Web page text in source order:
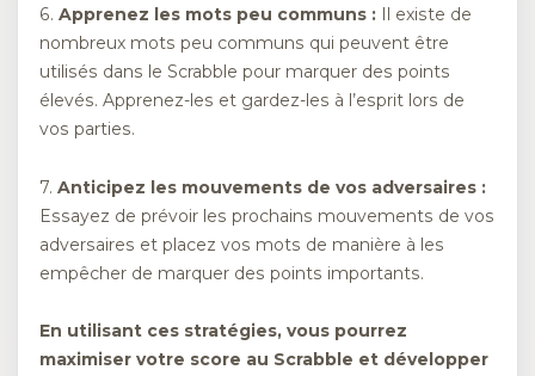
6. Apprenez les mots peu communs : Il existe de
nombreux mots peu communs qui peuvent être
utilisés dans le Scrabble pour marquer des points
élevés. Apprenez-les et gardez-les à l’esprit lors de
vos parties.
7. Anticipez les mouvements de vos adversaires :
Essayez de prévoir les prochains mouvements de vos
adversaires et placez vos mots de manière à les
empêcher de marquer des points importants.
En utilisant ces stratégies, vous pourrez
maximiser votre score au Scrabble et développer